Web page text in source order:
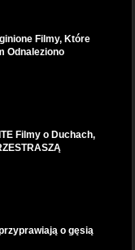
Filmy, Które
Odnaleziono
Filmy o Duchach,
o gęsią